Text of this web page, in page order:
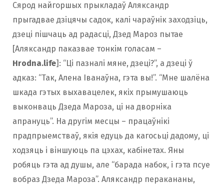
Сярод найгоршых прыкладаў Аляксандр
прыгадвае дзіцячы садок, калі чараўнік заходзіць,
дзеці пішчаць ад радасці, Дзед Мароз пытае
[Аляксандр паказвае тонкім голасам –
Hrodna.life]: “Ці пазналі мяне, дзеці?”, а дзеці ў
адказ: “Так, Алена Іванаўна, гэта вы!”. “Мне шалёна
шкада гэтых выхавацелек, якіх прымушаюць
выконваць Дзеда Мароза, ці на дворніка
апрануць”. На другім месцы – працаўнікі
прадпрыемстваў, якія едуць да кагосьці дадому, ці
ходзяць і віншуюць па цэхах, кабінетах. Яны
робяць гэта ад душы, але “барада набок, і гэта псуе
вобраз Дзеда Мароза”. Аляксандр перакананы,